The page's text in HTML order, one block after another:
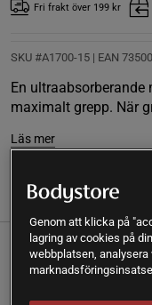
Fri frakt över 199 kr
SKU #A1700-15 | EAN
En
maximalt grepp. När
Läs mer
Information
En
maximalt grepp. När
Genom att klicka på
lagring av cookies på
webbplatsen,